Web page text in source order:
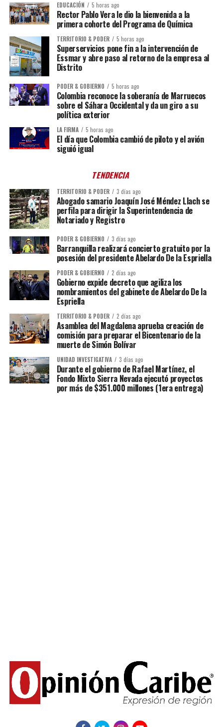
EDUCACIÓN 5 horas ago
Rector Pablo Vera le dio la bienvenida a la
primera cohorte del Programa de Química
TERRITORIO & PODER 5 horas ago
Superservicios pone fin a la intervención de
Essmar y abre paso al retorno de la empresa al
Distrito
PODER & GOBIERNO 5 horas ago
Colombia reconoce la soberanía de Marruecos
sobre el Sáhara Occidental y da un giro a su
política exterior
LA FIRMA 5 horas ago
El día que Colombia cambió de piloto y el avión
siguió igual
TENDENCIA
TERRITORIO & PODER 3 días ago
Abogado samario Joaquín José Méndez Llach se
perfila para dirigir la Superintendencia de
Notariado y Registro
PODER & GOBIERNO 3 días ago
Barranquilla realizará concierto gratuito por la
posesión del presidente Abelardo De la Espriella
PODER & GOBIERNO 2 días ago
Gobierno expide decreto que agiliza los
nombramientos del gabinete de Abelardo De la
Espriella
TERRITORIO & PODER 2 días ago
Asamblea del Magdalena aprueba creación de
comisión para preparar el Bicentenario de la
muerte de Simón Bolívar
UNIDAD INVESTIGATIVA 3 días ago
Durante el gobierno de Rafael Martínez, el
Fondo Mixto Sierra Nevada ejecutó proyectos
por más de $351.000 millones (1era entrega)